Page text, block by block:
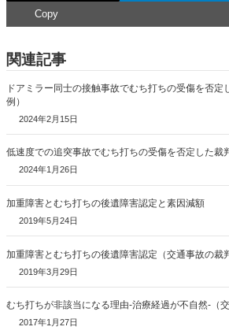
Copy
関連記事
ドアミラー同士の接触事故でむち打ちの受傷を否定
例）
2024年2月15日
低速度での追突事故でむち打ちの受傷を否定した裁
2024年1月26日
加重障害とむち打ちの後遺障害認定と素因減額
2019年5月24日
加重障害とむち打ちの後遺障害認定（交通事故の裁
2019年3月29日
むち打ちが非該当になる理由-治療経過が不自然-（
2017年1月27日